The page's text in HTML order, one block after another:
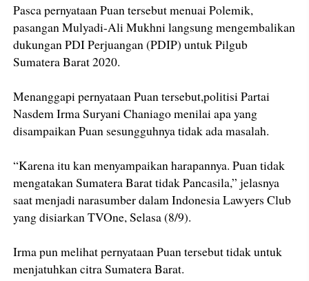
Pasca pernyataan Puan tersebut menuai Polemik,
pasangan Mulyadi-Ali Mukhni langsung mengembalikan
dukungan PDI Perjuangan (PDIP) untuk Pilgub
Sumatera Barat 2020.
Menanggapi pernyataan Puan tersebut,politisi Partai
Nasdem Irma Suryani Chaniago menilai apa yang
disampaikan Puan sesungguhnya tidak ada masalah.
“Karena itu kan menyampaikan harapannya. Puan tidak
mengatakan Sumatera Barat tidak Pancasila,” jelasnya
saat menjadi narasumber dalam Indonesia Lawyers Club
yang disiarkan TVOne, Selasa (8/9).
Irma pun melihat pernyataan Puan tersebut tidak untuk
menjatuhkan citra Sumatera Barat.